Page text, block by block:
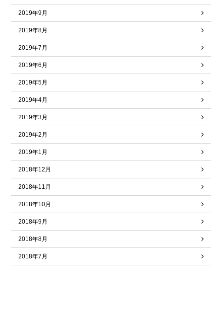
2019年9月
2019年8月
2019年7月
2019年6月
2019年5月
2019年4月
2019年3月
2019年2月
2019年1月
2018年12月
2018年11月
2018年10月
2018年9月
2018年8月
2018年7月